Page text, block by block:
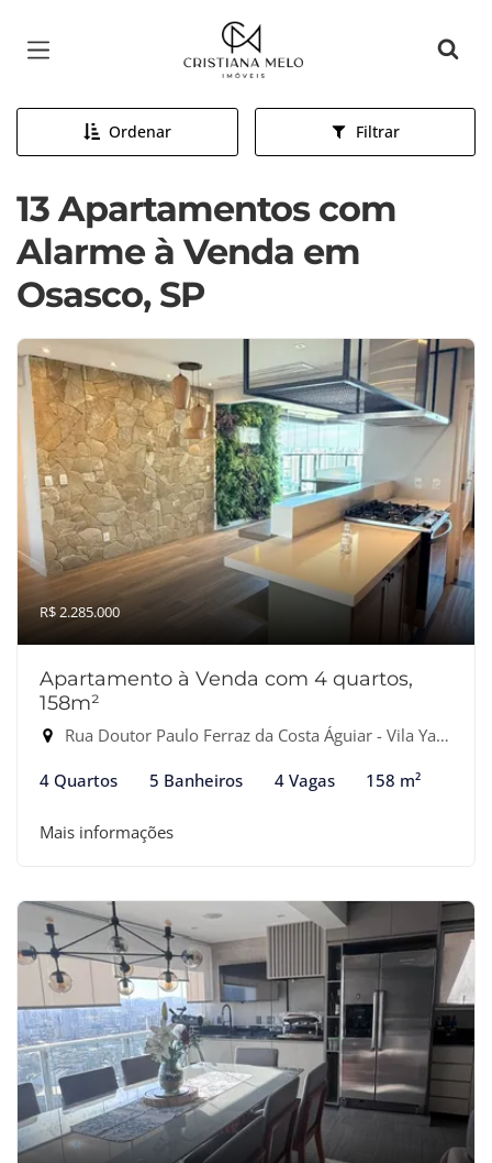
Página inicial
Ordenar Filtrar
13 Apartamentos com
Alarme à Venda em
Osasco, SP
R$ 2.285.000
Apartamento à Venda com 4 quartos,
158m²
Rua Doutor Paulo Ferraz da Costa Águiar - Vila Yara, Osasco-SP
4 Quartos 5 Banheiros 4 Vagas 158 m²
Mais informações